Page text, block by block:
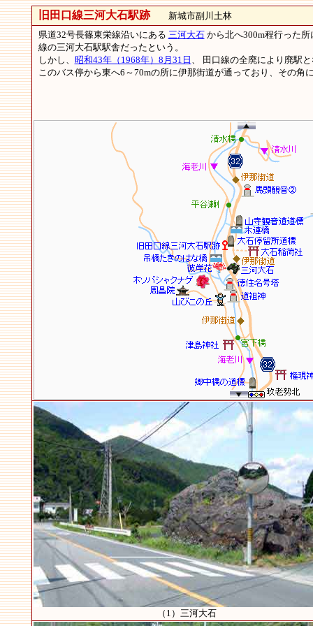
旧田口線三河大石駅跡新城市副川土林
県道32号長篠東栄線沿いにある 三河大石から北へ300m程行った
線の三河大石駅駅舎だったという。
しかし、 昭和43年（1968年）8月31日 、 田口線の全廃により廃駅
このバス停から東へ6～70mの所に伊那街道が通っており、その角
（1）三河大石